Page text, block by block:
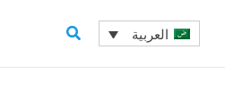
العربية البحث